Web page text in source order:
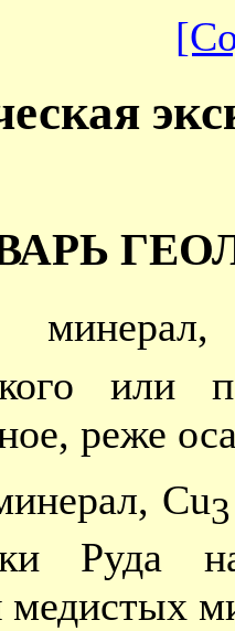
или
реже
Cu3
Руда
медистых